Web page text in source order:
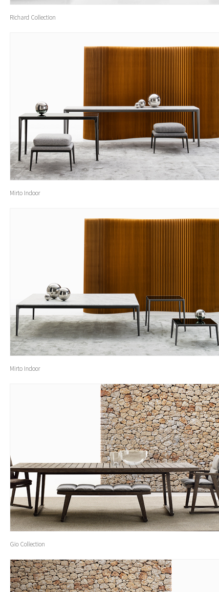
Richard Collection
Mirto Indoor
Mirto Indoor
Gio Collection